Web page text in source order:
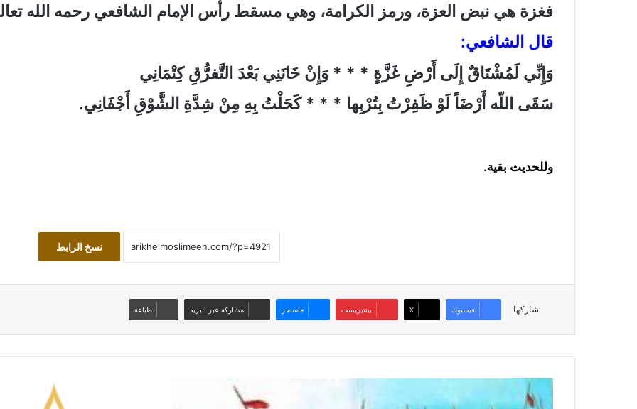
فغزة هي نبض العزة، ورمز الكرامة، وهي مسقط رأس الإمام الشافعي رحمه الله
قال الشافعي:
وَإِنِّي لَمُشْتَاقٌ إِلَى أَرْضِ غَزَّةٍ * * * وَإِنْ خَانَنِي بَعْدَ التَّفرُّقِ كِتْمَانِي
سَقَى اللّه أَرْضَاً لَوْ ظَفِرْتُ بِتُرْبِها * * * كَحَلْتُ بِهِ مِنْ شِدَّةِ الشَّوْقِ أَجْفَانِي.
وللحديث بقية.
نسخ الرابط
شاركها فيسبوك ‫X بينتيريست ماسنجر مشاركة عبر البريد طباعة